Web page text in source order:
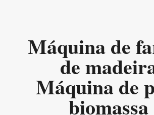
Máquina de
de
Máquina de
biomassa